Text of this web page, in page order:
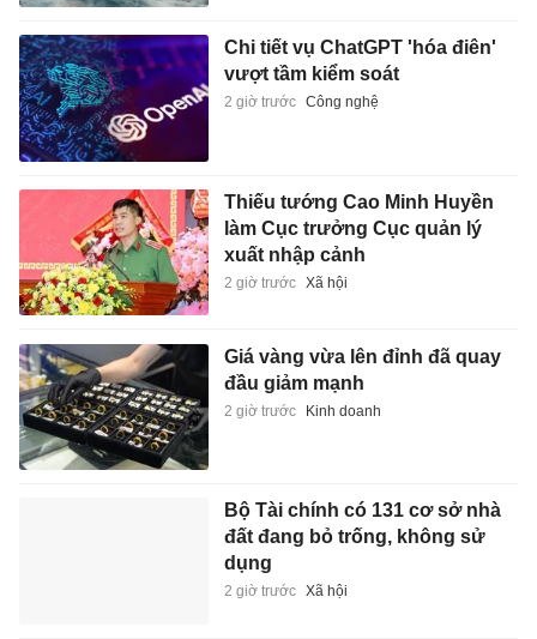
Chi tiết vụ ChatGPT 'hóa điên'
vượt tầm kiểm soát
2 giờ trước Công nghệ
Thiếu tướng Cao Minh Huyền
làm Cục trưởng Cục quản lý
xuất nhập cảnh
2 giờ trước Xã hội
Giá vàng vừa lên đỉnh đã quay
đầu giảm mạnh
2 giờ trước Kinh doanh
Bộ Tài chính có 131 cơ sở nhà
đất đang bỏ trống, không sử
dụng
2 giờ trước Xã hội